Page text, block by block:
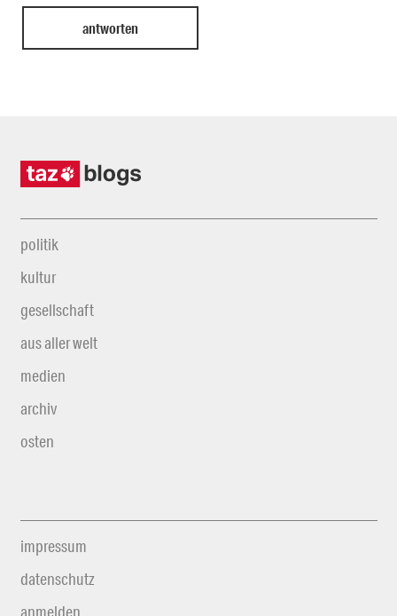
politik
kultur
gesellschaft
aus aller welt
medien
archiv
osten
impressum
datenschutz
anmelden